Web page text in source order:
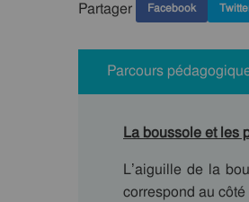
Partager Facebook
Parcours
La boussole et les
L’aiguille de la
correspond au